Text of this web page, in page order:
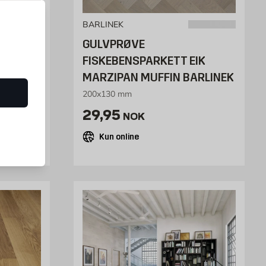
BARLINEK
GULVPRØVE
FISKEBENSPARKETT EIK
MARZIPAN MUFFIN BARLINEK
200x130 mm
Pris 29.95 NOK /stk
29,95 NOK
Kun online